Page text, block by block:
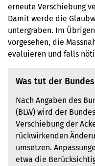
erneute Verschiebung
Damit werde die
untergraben. Im
vorgesehen, die
evaluieren und falls
Was tut der
Nach Angaben des
(BLW) wird der
Verschiebung der
rückwirkenden
umsetzen.
etwa die